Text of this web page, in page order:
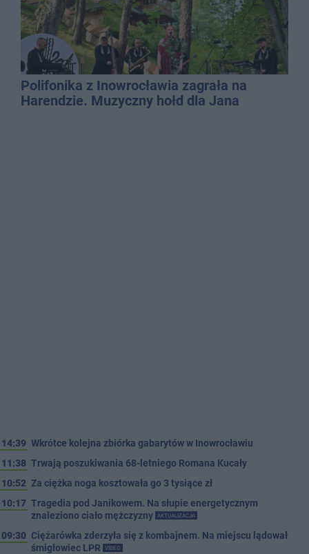
Polifonika z Inowrocławia zagrała na
Harendzie. Muzyczny hołd dla Jana
14:39 Wkrótce kolejna zbiórka gabarytów w Inowrocławiu
11:38 Trwają poszukiwania 68-letniego Romana Kucały
10:52 Za ciężka noga kosztowała go 3 tysiące zł
10:17 Tragedia pod Janikowem. Na słupie energetycznym
znaleziono ciało mężczyzny
AKTUALIZACJA
09:30 Ciężarówka zderzyła się z kombajnem. Na miejscu lądował
śmigłowiec LPR
VIDEO